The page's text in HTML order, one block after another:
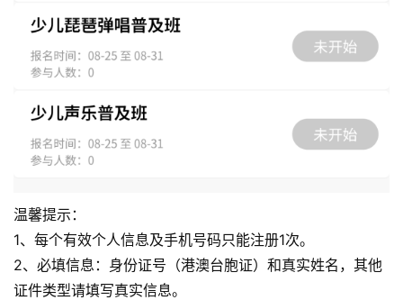
首页
公益活动
演出文娱
温馨提示：
1、每个有效个人信息及手机号码只能注册1次。
2、必填信息：身份证号（港澳台胞证）和真实姓名，其他
证件类型请填写真实信息。